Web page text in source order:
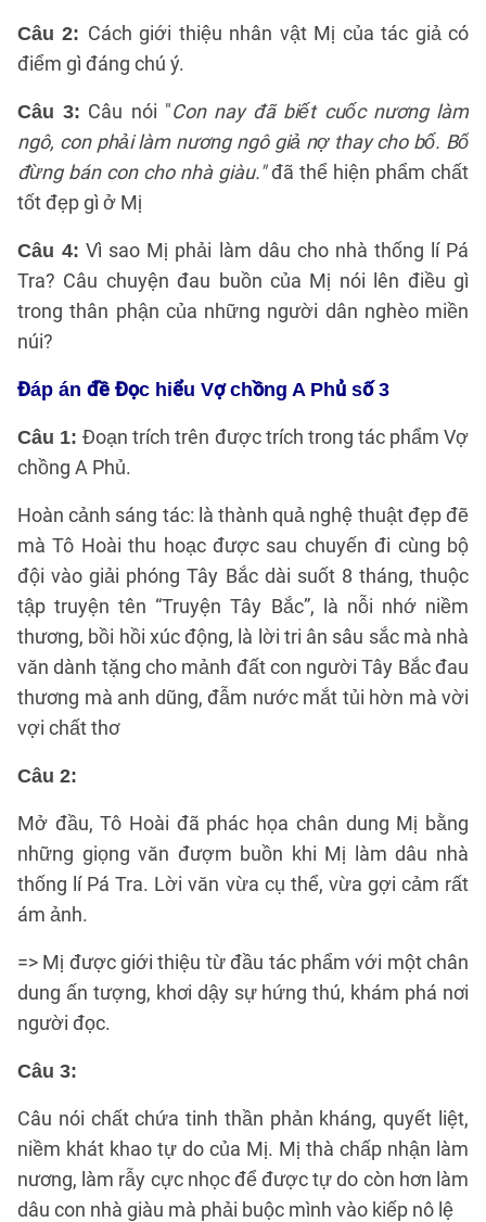
Câu 2: Cách giới thiệu nhân vật Mị của tác giả có
điểm gì đáng chú ý.
Câu 3: Câu nói "Con nay đã biết cuốc nương làm
ngô, con phải làm nương ngô giả nợ thay cho bố. Bố
đừng bán con cho nhà giàu."đã thể hiện phẩm chất
tốt đẹp gì ở Mị
Câu 4: Vì sao Mị phải làm dâu cho nhà thống lí Pá
Tra? Câu chuyện đau buồn của Mị nói lên điều gì
trong thân phận của những người dân nghèo miền
núi?
Đáp án đề Đọc hiểu Vợ chồng A Phủ số 3
Câu 1:Đoạn trích trên được trích trong tác phẩm Vợ
chồng A Phủ.
Hoàn cảnh sáng tác: là thành quả nghệ thuật đẹp đẽ
mà Tô Hoài thu hoạc được sau chuyến đi cùng bộ
đội vào giải phóng Tây Bắc dài suốt 8 tháng, thuộc
tập truyện tên “Truyện Tây Bắc”, là nỗi nhớ niềm
thương, bồi hồi xúc động, là lời tri ân sâu sắc mà nhà
văn dành tặng cho mảnh đất con người Tây Bắc đau
thương mà anh dũng, đẫm nước mắt tủi hờn mà vời
vợi chất thơ
Câu 2:
Mở đầu, Tô Hoài đã phác họa chân dung Mị bằng
những giọng văn đượm buồn khi Mị làm dâu nhà
thống lí Pá Tra. Lời văn vừa cụ thể, vừa gợi cảm rất
ám ảnh.
=> Mị được giới thiệu từ đầu tác phẩm với một chân
dung ấn tượng, khơi dậy sự hứng thú, khám phá nơi
người đọc.
Câu 3:
Câu nói chất chứa tinh thần phản kháng, quyết liệt,
niềm khát khao tự do của Mị. Mị thà chấp nhận làm
nương, làm rẫy cực nhọc để được tự do còn hơn làm
dâu con nhà giàu mà phải buộc mình vào kiếp nô lệ